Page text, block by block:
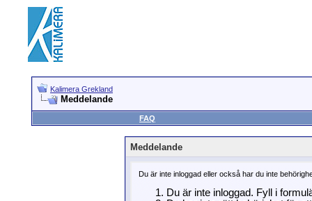
Kalimera Grekland
Meddelande
FAQ
Meddelande
Du är inte inloggad eller också har du inte
Du är inte inloggad. Fyll i